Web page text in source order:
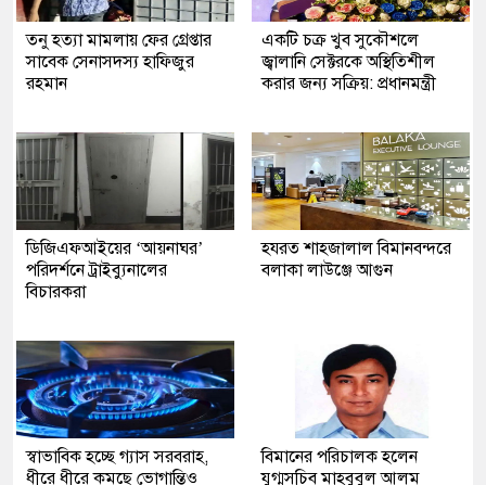
তনু হত্যা মামলায় ফের গ্রেপ্তার
সাবেক সেনাসদস্য হাফিজুর
রহমান
একটি চক্র খুব সুকৌশলে
জ্বালানি সেক্টরকে অস্থিতিশীল
করার জন্য সক্রিয়: প্রধানমন্ত্রী
ডিজিএফআইয়ের ‘আয়নাঘর’
পরিদর্শনে ট্রাইব্যুনালের
বিচারকরা
হযরত শাহজালাল বিমানবন্দরে
বলাকা লাউঞ্জে আগুন
স্বাভাবিক হচ্ছে গ্যাস সরবরাহ,
ধীরে ধীরে কমছে ভোগান্তিও
বিমানের পরিচালক হলেন
যুগ্মসচিব মাহবুবুল আলম